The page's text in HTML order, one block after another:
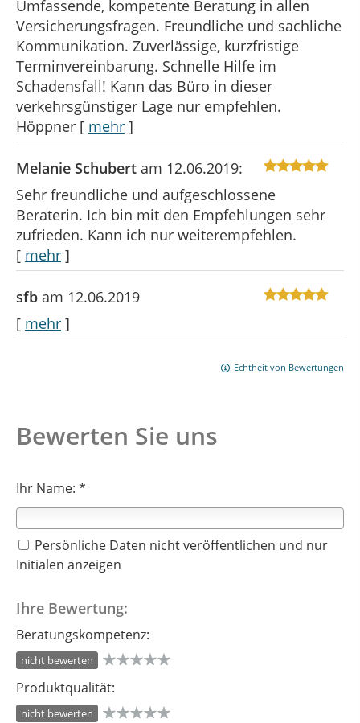
Umfassende, kompetente Beratung in allen
Versicherungsfragen. Freundliche und sachliche
Kommunikation. Zuverlässige, kurzfristige
Terminvereinbarung. Schnelle Hilfe im
Schadensfall! Kann das Büro in dieser
verkehrsgünstiger Lage nur empfehlen.
Höppner [ mehr ]
Melanie Schubert am 12.06.2019:
Sehr freundliche und aufgeschlossene
Beraterin. Ich bin mit den Empfehlungen sehr
zufrieden. Kann ich nur weiterempfehlen.
[ mehr ]
sfb am 12.06.2019
[ mehr ]
Echtheit von Bewertungen
Bewerten Sie uns
Ihr Name: *
Persönliche Daten nicht veröffentlichen und nur
Initialen anzeigen
Ihre Bewertung:
Beratungskompetenz:
nicht bewerten
Produktqualität:
nicht bewerten